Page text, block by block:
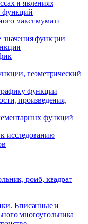
и явлениях
функций
максимума и
функции
геометрический
функции
произведения,
функций
исследованию
ромб, квадрат
Вписанные и
многоугольника